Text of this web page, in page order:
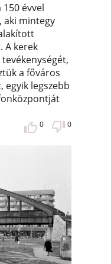
évvel
aki mintegy
A kerek
a főváros
egyik legszebb
0 0